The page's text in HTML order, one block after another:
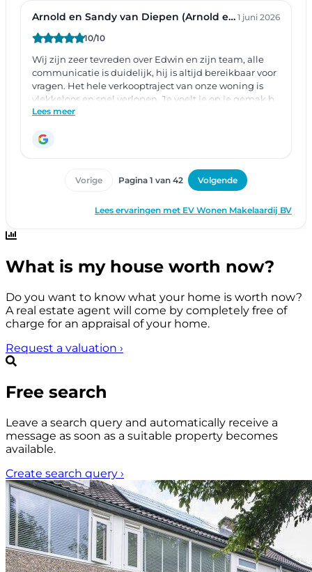
What is my house worth now?
Do you want to know what your home is worth now?
A real estate agent will come by completely free of
charge for an appraisal of your home.
Request a valuation ›
Free search
Leave a search query and automatically receive a
message as soon as a suitable property becomes
available.
Create search query ›